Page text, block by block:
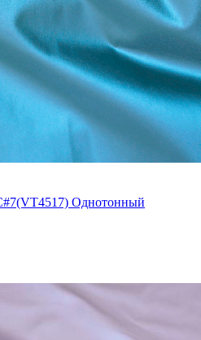
Однотонный